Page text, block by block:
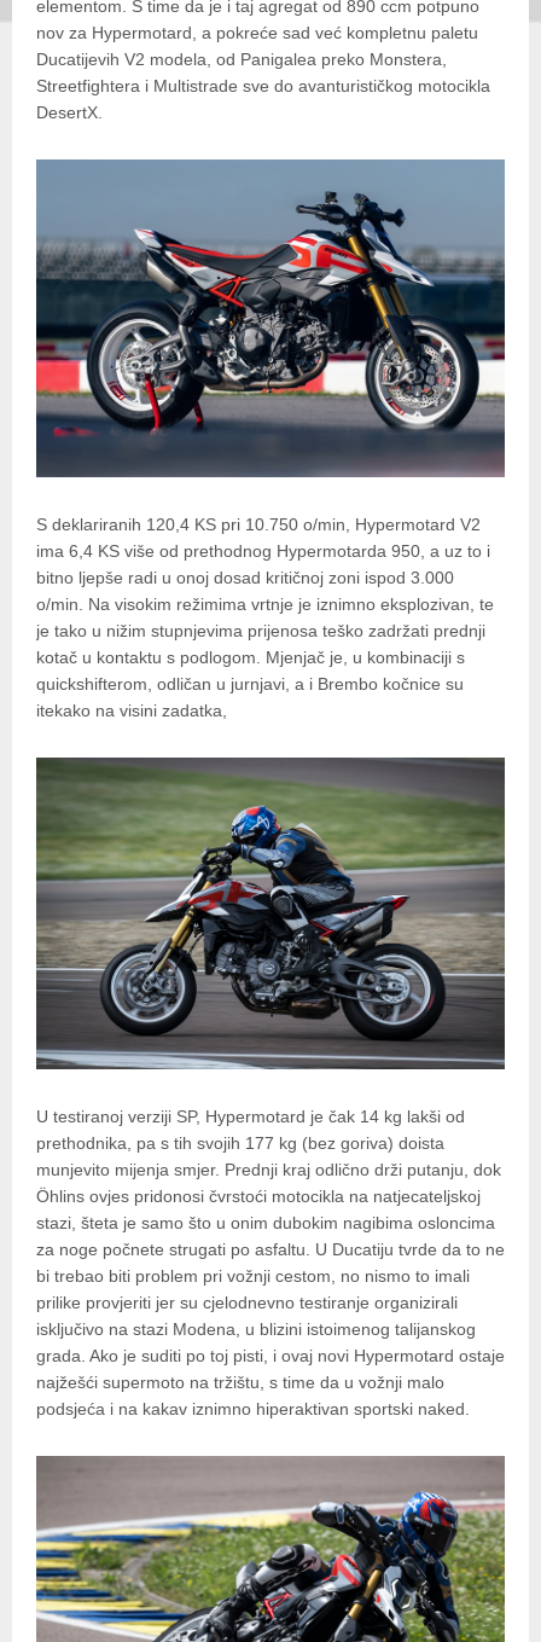
elementom. S time da je i taj agregat od 890 ccm potpuno
nov za Hypermotard, a pokreće sad već kompletnu paletu
Ducatijevih V2 modela, od Panigalea preko Monstera,
Streetfightera i Multistrade sve do avanturističkog motocikla
DesertX.
S deklariranih 120,4 KS pri 10.750 o/min, Hypermotard V2
ima 6,4 KS više od prethodnog Hypermotarda 950, a uz to i
bitno ljepše radi u onoj dosad kritičnoj zoni ispod 3.000
o/min. Na visokim režimima vrtnje je iznimno eksplozivan, te
je tako u nižim stupnjevima prijenosa teško zadržati prednji
kotač u kontaktu s podlogom. Mjenjač je, u kombinaciji s
quickshifterom, odličan u jurnjavi, a i Brembo kočnice su
itekako na visini zadatka,
U testiranoj verziji SP, Hypermotard je čak 14 kg lakši od
prethodnika, pa s tih svojih 177 kg (bez goriva) doista
munjevito mijenja smjer. Prednji kraj odlično drži putanju, dok
Öhlins ovjes pridonosi čvrstoći motocikla na natjecateljskoj
stazi, šteta je samo što u onim dubokim nagibima osloncima
za noge počnete strugati po asfaltu. U Ducatiju tvrde da to ne
bi trebao biti problem pri vožnji cestom, no nismo to imali
prilike provjeriti jer su cjelodnevno testiranje organizirali
isključivo na stazi Modena, u blizini istoimenog talijanskog
grada. Ako je suditi po toj pisti, i ovaj novi Hypermotard ostaje
najžešći supermoto na tržištu, s time da u vožnji malo
podsjeća i na kakav iznimno hiperaktivan sportski naked.